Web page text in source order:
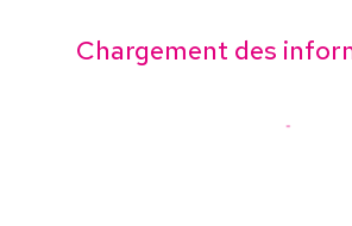
Chargement des